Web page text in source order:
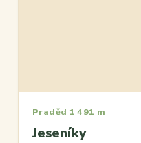
Praděd 1 491 m
Jeseníky